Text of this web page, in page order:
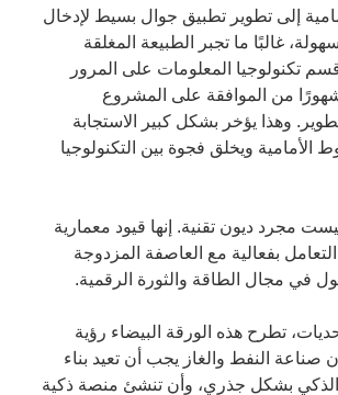
إلى تطوير تطبيق جوال بسيط لإدخال
غالبًا ما تجبر الطبيعة المغلقة
قسم تكنولوجيا المعلومات على المرور
من الموافقة على المشروع
وهذا يؤخر بشكل كبير الاستجابة
الأمامية ويخلق فجوة بين التكنولوجيا
مجرد ديون تقنية. إنها قيود معمارية
بفعالية مع العاصفة المزدوجة
في مجال الطاقة والثورة الرقمية.
تطرح هذه الورقة البيضاء رؤية
صناعة النفط والغاز يجب أن تعيد بناء
الذكي بشكل جذري، وأن تنشئ منصة ذكية